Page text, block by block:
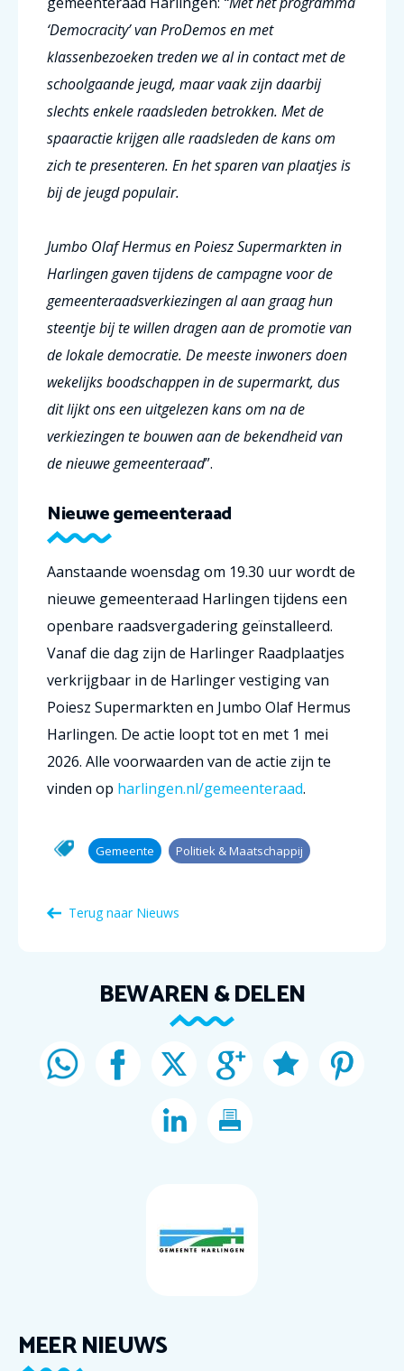
‘Democracity’ van ProDemos en met
klassenbezoeken treden we al in contact met de
schoolgaande jeugd, maar vaak zijn daarbij
slechts enkele raadsleden betrokken. Met de
spaaractie krijgen alle raadsleden de kans om
zich te presenteren. En het sparen van plaatjes is
bij de jeugd populair.
Jumbo Olaf Hermus en Poiesz Supermarkten in
Harlingen gaven tijdens de campagne voor de
gemeenteraadsverkiezingen al aan graag hun
steentje bij te willen dragen aan de promotie van
de lokale democratie. De meeste inwoners doen
wekelijks boodschappen in de supermarkt, dus
dit lijkt ons een uitgelezen kans om na de
verkiezingen te bouwen aan de bekendheid van
de nieuwe gemeenteraad”.
Nieuwe gemeenteraad
Aanstaande woensdag om 19.30 uur wordt de
nieuwe gemeenteraad Harlingen tijdens een
openbare raadsvergadering geïnstalleerd.
Vanaf die dag zijn de Harlinger Raadplaatjes
verkrijgbaar in de Harlinger vestiging van
Poiesz Supermarkten en Jumbo Olaf Hermus
Harlingen. De actie loopt tot en met 1 mei
2026. Alle voorwaarden van de actie zijn te
vinden op harlingen.nl/gemeenteraad.
Gemeente Politiek & Maatschappij
Terug naar Nieuws
BEWAREN & DELEN
MEER NIEUWS